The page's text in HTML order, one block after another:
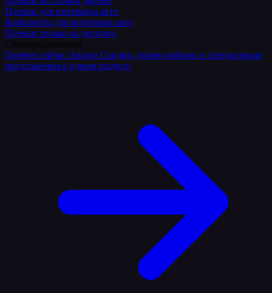
Пленки для интерьера авто
Комплекты для интерьера авто
Пленки только на дисплеи
Горячее сейчас Акции Скидки, промо-наборы и специальные
предложения в одном разделе.